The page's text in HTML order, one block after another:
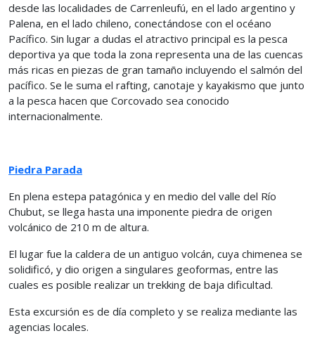
desde las localidades de Carrenleufú, en el lado argentino y
Palena, en el lado chileno, conectándose con el océano
Pacífico. Sin lugar a dudas el atractivo principal es la pesca
deportiva ya que toda la zona representa una de las cuencas
más ricas en piezas de gran tamaño incluyendo el salmón del
pacífico. Se le suma el rafting, canotaje y kayakismo que junto
a la pesca hacen que Corcovado sea conocido
internacionalmente.
Piedra Parada
En plena estepa patagónica y en medio del valle del Río
Chubut, se llega hasta una imponente piedra de origen
volcánico de 210 m de altura.
El lugar fue la caldera de un antiguo volcán, cuya chimenea se
solidificó, y dio origen a singulares geoformas, entre las
cuales es posible realizar un trekking de baja dificultad.
Esta excursión es de día completo y se realiza mediante las
agencias locales.